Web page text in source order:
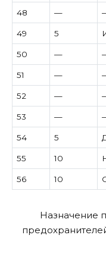
48 —
49 5
50 —
51 —
52 —
53 —
54 5
55 10
56 10
Назначение